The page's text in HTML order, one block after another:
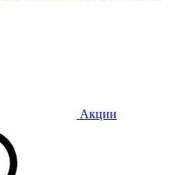
Акции